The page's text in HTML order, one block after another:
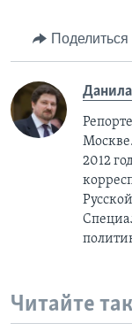
Поделиться
2012
Читайте